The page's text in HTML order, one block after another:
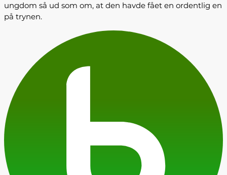
ungdom så ud som om, at den havde fået en ordentlig en
på trynen.